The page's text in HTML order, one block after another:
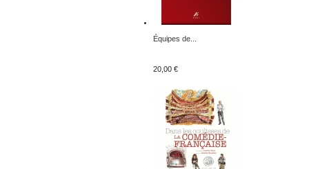
Équipes de...
20,00 €